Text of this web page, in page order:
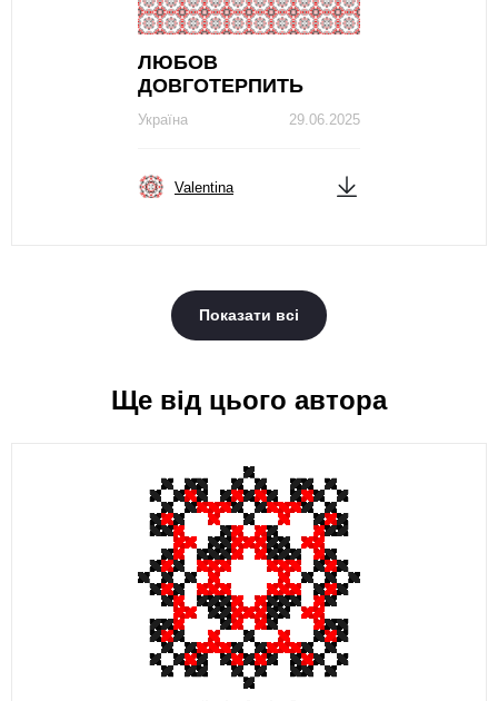
ЛЮБОВ
ДОВГОТЕРПИТЬ
29.06.2025
Україна
Valentina
Показати всі
Ще від цього автора